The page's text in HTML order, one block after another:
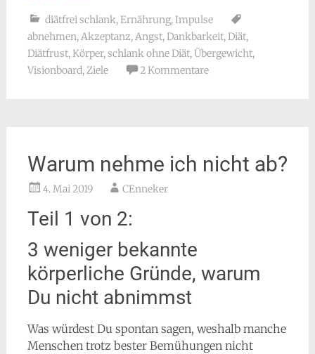
diätfrei schlank,Ernährung,Impulse
abnehmen,Akzeptanz,Angst,Dankbarkeit,Diät,
Diätfrust,Körper,schlank ohne Diät,Übergewicht,
Visionboard,Ziele 2 Kommentare
Warum nehme ich nicht ab?
4. Mai 2019 CEnneker
Teil 1 von 2:
3 weniger bekannte
körperliche Gründe, warum
Du nicht abnimmst
Was würdest Du spontan sagen, weshalb manche
Menschen trotz bester Bemühungen nicht